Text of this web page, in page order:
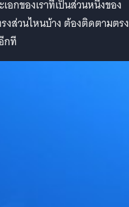
อกของเราที่เป็นส่วนหนึ่งของ
งส่วนไหนบ้าง ต้องติดตามตรง
กที